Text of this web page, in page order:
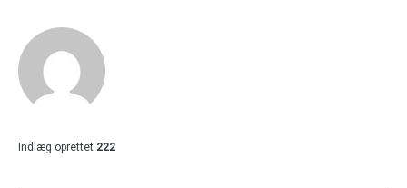
Indlæg oprettet 222